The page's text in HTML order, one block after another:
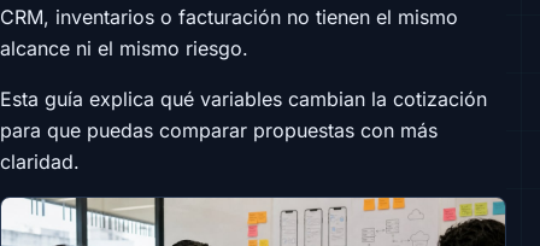
CRM, inventarios o facturación no tienen el mismo
alcance ni el mismo riesgo.
Esta guía explica qué variables cambian la cotización
para que puedas comparar propuestas con más
claridad.